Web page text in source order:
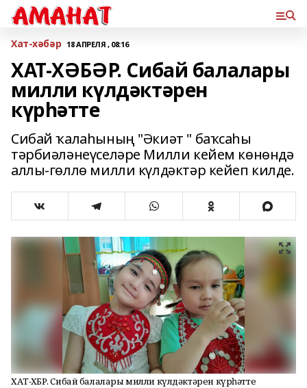
Хат-хәбәр 18 АПРЕЛЯ , 08:16
ХАТ-ХӘБӘР. Сибай балалары
милли күлдәктәрен
күрһәтте
Сибай ҡалаһының "Әкиәт " баҡсаһы
тәрбиәләнеүселәре Милли кейем көнөндә
аллы-гөллө милли күлдәктәр кейеп килде.
ХАТ-ХӘБӘР. Сибай балалары милли күлдәктәрен күрһәтте